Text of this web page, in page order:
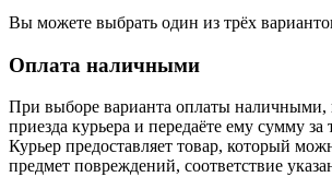
Вы можете выбрать один из трёх
Оплата наличными
При выборе варианта оплаты наличными,
приезда курьера и передаёте ему сумму за
Курьер предоставляет товар, который
предмет повреждений, соответствие